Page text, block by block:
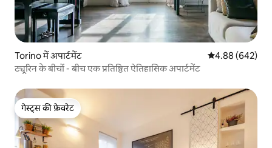
Torino में अपार्टमेंट औसत रेटिंग 5 में से
4.88 (642)
ट्यूरिन के बीचों - बीच एक प्रतिष्ठित ऐतिहासिक अपार्टमेंट
गेस्ट्स की फ़ेवरेट
गेस्ट्स की फ़ेवरेट